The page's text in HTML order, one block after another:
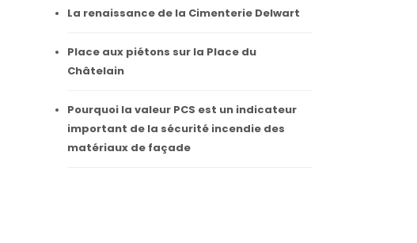
La renaissance de la Cimenterie Delwart
Place aux piétons sur la Place du
Châtelain
Pourquoi la valeur PCS est un indicateur
important de la sécurité incendie des
matériaux de façade